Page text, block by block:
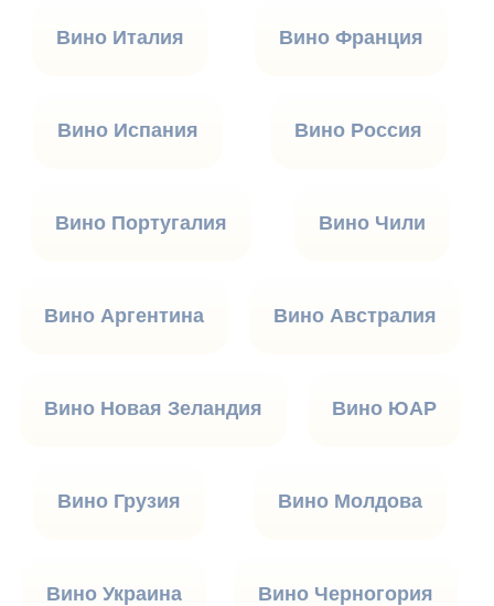
Вино Италия Вино Франция
Вино Испания Вино Россия
Вино Португалия Вино Чили
Вино Аргентина Вино Австралия
Вино Новая Зеландия Вино ЮАР
Вино Грузия Вино Молдова
Вино Украина Вино Черногория